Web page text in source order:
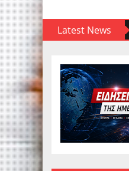
Latest News